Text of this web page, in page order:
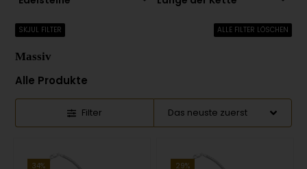
SKJUL FILTER ALLE FILTER LÖSCHEN
Massiv
Alle Produkte
Filter
34% 29%